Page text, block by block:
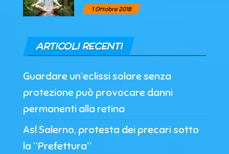
1 Ottobre 2018
ARTICOLI RECENTI
Guardare un’eclissi solare senza
protezione può provocare danni
permanenti alla retina
Asl Salerno, protesta dei precari sotto
la “Prefettura”